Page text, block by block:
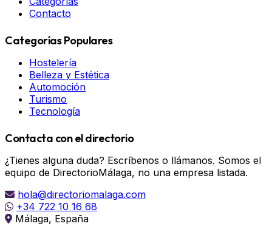
Contacto
Categorías Populares
Hostelería
Belleza y Estética
Automoción
Turismo
Tecnología
Contacta con el directorio
¿Tienes alguna duda? Escríbenos o llámanos. Somos el
equipo de DirectorioMálaga, no una empresa listada.
hola@directoriomalaga.com
+34 722 10 16 68
Málaga, España